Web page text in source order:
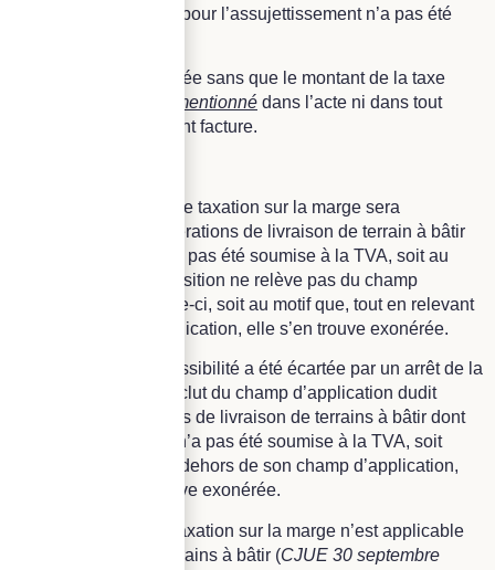
bâtir) et que l’option pour l’assujettissement n’a pas été
– l’acquisition réalisée sans que le montant de la taxe
mentionné dans l’acte ni dans tout
autre document valant facture.
Dès lors, le régime de taxation sur la marge sera
applicable à des opérations de livraison de terrain à bâtir
dont l’acquisition n’a pas été soumise à la TVA, soit au
motif que cette acquisition ne relève pas du champ
d’application de celle-ci, soit au motif que, tout en relevant
de son champ d’application, elle s’en trouve exonérée.
Cependant, cette possibilité a été écartée par un arrêt de la
CJUE. En effet, il exclut du champ d’application dudit
régime les opérations de livraison de terrains à bâtir dont
l’acquisition initiale n’a pas été soumise à la TVA, soit
qu’elle se trouve en dehors de son champ d’application,
soit qu’elle s’en trouve exonérée.
Ainsi, le régime de taxation sur la marge n’est applicable
aux livraisons de terrains à bâtir (CJUE 30 septembre